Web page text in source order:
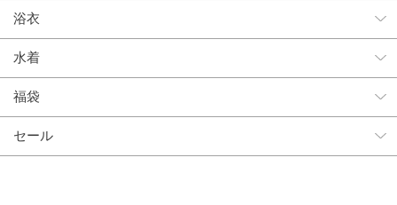
浴衣
水着
福袋
セール